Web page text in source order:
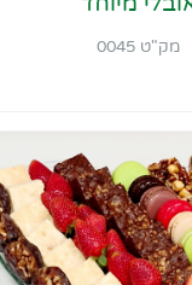
מק"ט 0045